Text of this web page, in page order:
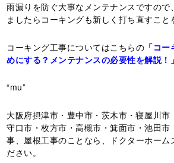
雨漏りを防ぐ大事なメンテナンスですの
ましたらコーキングも新しく打ち直すこと
コーキング工事についてはこちらの 「コ
めにする？メンテナンスの必要性を解説！」
“mu”
大阪府摂津市・豊中市・茨木市・寝屋川市
守口市・枚方市・高槻市・箕面市・池田市
事、屋根工事のことなら、ドクターホーム
ださい。